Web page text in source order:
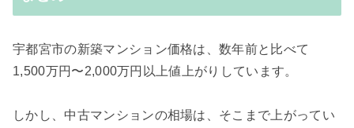
宇都宮市の新築マンション価格は、数年前と比べて
1,500万円〜2,000万円以上値上がりしています。
しかし、中古マンションの相場は、そこまで上がってい